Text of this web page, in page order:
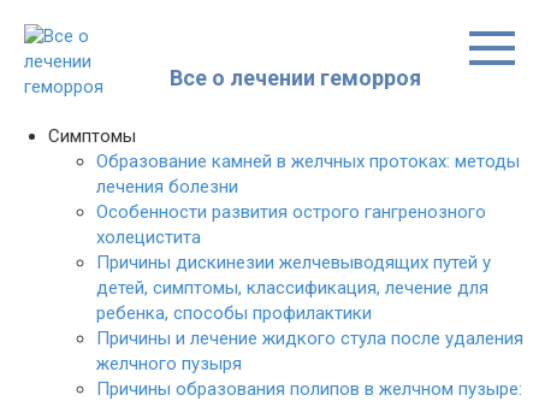
контенту
Все о лечении геморроя
Симптомы
Образование камней в желчных протоках: методы
лечения болезни
Особенности развития острого гангренозного
холецистита
Причины дискинезии желчевыводящих путей у
детей, симптомы, классификация, лечение для
ребенка, способы профилактики
Причины и лечение жидкого стула после удаления
желчного пузыря
Причины образования полипов в желчном пузыре: